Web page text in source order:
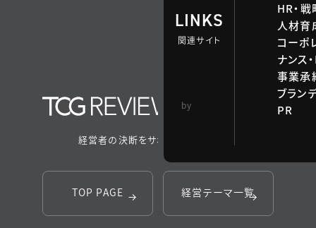
LINKS
関連サイト
HR・
人材育
コーポ
ナンス
事業承
ブラン
PR
by
経営者の決断をサポートするメディア
TOP PAGE 経営テーマ一覧